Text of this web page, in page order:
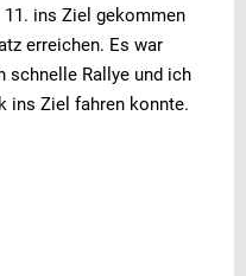
ins Ziel gekommen
erreichen. Es war
schnelle Rallye und ich
ins Ziel fahren konnte.